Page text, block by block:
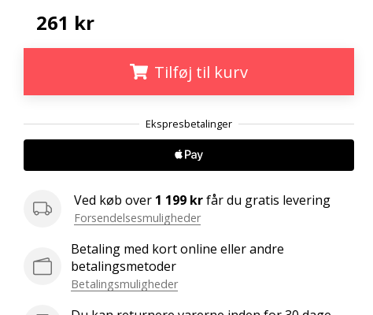
261 kr
Tilføj til kurv
Ved køb over 1 199 krfår du gratis levering
Forsendelsesmuligheder
Betaling med kort online eller andre
betalingsmetoder
Betalingsmuligheder